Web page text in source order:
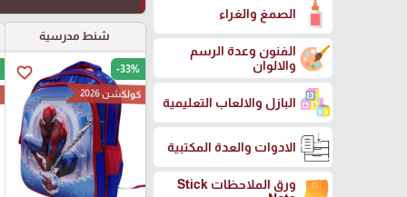
الصمغ والغراء
الفنون وعدة الرسم
والالوان
البازل والالعاب التعليمية
الادوات والعدة المكتبية
ورق الملاحظات Stick
شنط مدرسية
favorite_border -33%
كولكشن 2026